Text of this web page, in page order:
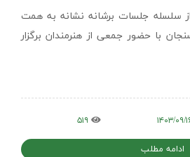
جلسات برشانه نشانه به همت
با حضور جمعی از هنرمندان برگزار
۵۱۹
ادامه مطلب